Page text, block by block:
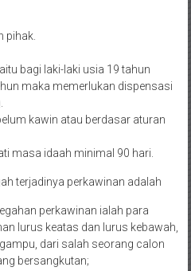
pihak.
bagi laki-laki usia 19 tahun
maka memerlukan dispensasi
kawin atau berdasar aturan
masa idaah minimal 90 hari.
terjadinya perkawinan adalah
perkawinan ialah para
lurus keatas dan lurus kebawah,
dari salah seorang calon
bersangkutan;